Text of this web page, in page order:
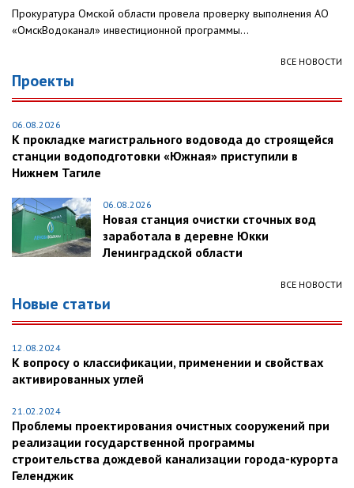
Прокуратура Омской области провела проверку выполнения АО
«ОмскВодоканал» инвестиционной программы...
ВСЕ НОВОСТИ
Проекты
06.08.2026
К прокладке магистрального водовода до строящейся
станции водоподготовки «Южная» приступили в
Нижнем Тагиле
06.08.2026
Новая станция очистки сточных вод
заработала в деревне Юкки
Ленинградской области
ВСЕ НОВОСТИ
Новые статьи
12.08.2024
К вопросу о классификации, применении и свойствах
активированных углей
21.02.2024
Проблемы проектирования очистных сооружений при
реализации государственной программы
строительства дождевой канализации города-курорта
Геленджик